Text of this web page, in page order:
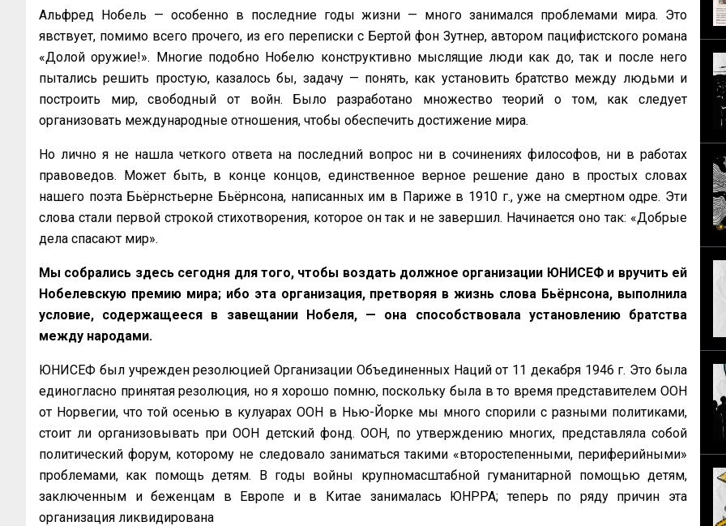
Альфред Нобель — особенно в последние годы жизни — много занимался проблемами мира. Это
явствует, помимо всего прочего, из его переписки с Бертой фон Зутнер, автором пацифистского романа
«Долой оружие!». Многие подобно Нобелю конструктивно мыслящие люди как до, так и после него
пытались решить простую, казалось бы, задачу — понять, как установить братство между людьми и
построить мир, свободный от войн. Было разработано множество теорий о том, как следует
организовать международные отношения, чтобы обеспечить достижение мира.
Но лично я не нашла четкого ответа на последний вопрос ни в сочинениях философов, ни в работах
правоведов. Может быть, в конце концов, единственное верное решение дано в простых словах
нашего поэта Бьёрнстьерне Бьёрнсона, написанных им в Париже в 1910 г., уже на смертном одре. Эти
слова стали первой строкой стихотворения, которое он так и не завершил. Начинается оно так: «Добрые
дела спасают мир».
Мы собрались здесь сегодня для того, чтобы воздать должное организации ЮНИСЕФ и вручить ей
Нобелевскую премию мира; ибо эта организация, претворяя в жизнь слова Бьёрнсона, выполнила
условие, содержащееся в завещании Нобеля, — она способствовала установлению братства
между народами.
ЮНИСЕФ был учрежден резолюцией Организации Объединенных Наций от 11 декабря 1946 г. Это была
единогласно принятая резолюция, но я хорошо помню, поскольку была в то время представителем ООН
от Норвегии, что той осенью в кулуарах ООН в Нью-Йорке мы много спорили с разными политиками,
стоит ли организовывать при ООН детский фонд. ООН, по утверждению многих, представляла собой
политический форум, которому не следовало заниматься такими «второстепенными, периферийными»
проблемами, как помощь детям. В годы войны крупномасштабной гуманитарной помощью детям,
заключенным и беженцам в Европе и в Китае занималась ЮНРРА; теперь по ряду причин эта
организация ликвидирована